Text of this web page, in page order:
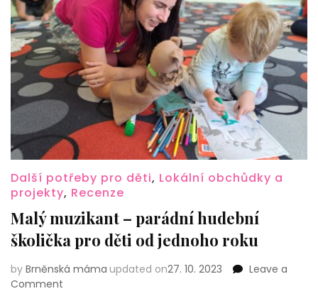
Další potřeby pro děti, Lokální obchůdky a
projekty, Recenze
Malý muzikant – parádní hudební
školička pro děti od jednoho roku
by Brněnská máma updated on27. 10. 2023
Leave a
Comment